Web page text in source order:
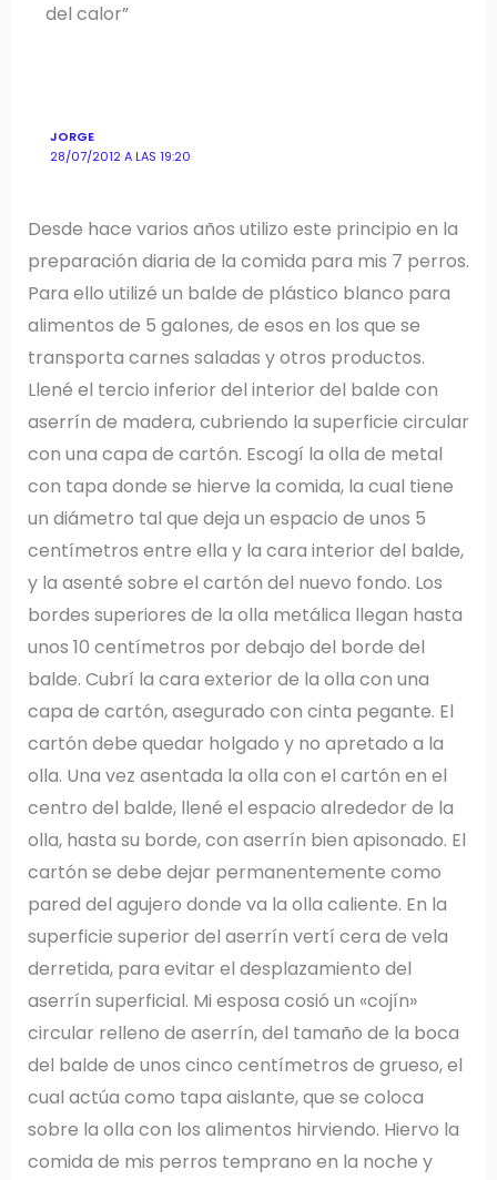
del calor”
JORGE
28/07/2012 A LAS 19:20
Desde hace varios años utilizo este principio en la
preparación diaria de la comida para mis 7 perros.
Para ello utilizé un balde de plástico blanco para
alimentos de 5 galones, de esos en los que se
transporta carnes saladas y otros productos.
Llené el tercio inferior del interior del balde con
aserrín de madera, cubriendo la superficie circular
con una capa de cartón. Escogí la olla de metal
con tapa donde se hierve la comida, la cual tiene
un diámetro tal que deja un espacio de unos 5
centímetros entre ella y la cara interior del balde,
y la asenté sobre el cartón del nuevo fondo. Los
bordes superiores de la olla metálica llegan hasta
unos 10 centímetros por debajo del borde del
balde. Cubrí la cara exterior de la olla con una
capa de cartón, asegurado con cinta pegante. El
cartón debe quedar holgado y no apretado a la
olla. Una vez asentada la olla con el cartón en el
centro del balde, llené el espacio alrededor de la
olla, hasta su borde, con aserrín bien apisonado. El
cartón se debe dejar permanentemente como
pared del agujero donde va la olla caliente. En la
superficie superior del aserrín vertí cera de vela
derretida, para evitar el desplazamiento del
aserrín superficial. Mi esposa cosió un «cojín»
circular relleno de aserrín, del tamaño de la boca
del balde de unos cinco centímetros de grueso, el
cual actúa como tapa aislante, que se coloca
sobre la olla con los alimentos hirviendo. Hiervo la
comida de mis perros temprano en la noche y